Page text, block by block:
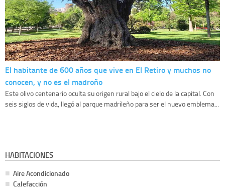
El habitante de 600 años que vive en El Retiro y muchos no
conocen, y no es el madroño
Este olivo centenario oculta su origen rural bajo el cielo de la capital. Con
seis siglos de vida, llegó al parque madrileño para ser el nuevo emblema...
HABITACIONES
Aire Acondicionado
Calefacción